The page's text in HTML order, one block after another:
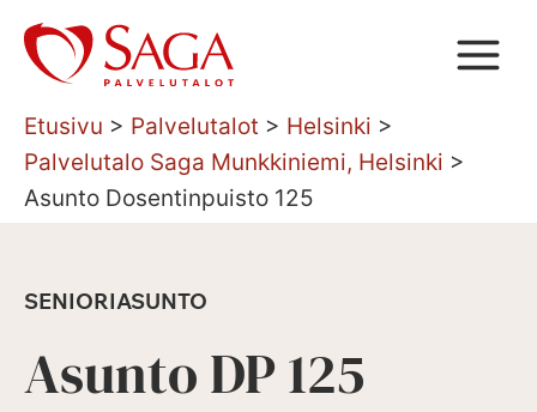
Siirry
sisältöön
Etusivu > Palvelutalot > Helsinki >
Palvelutalo Saga Munkkiniemi, Helsinki >
Asunto Dosentinpuisto 125
SENIORIASUNTO
Asunto DP 125